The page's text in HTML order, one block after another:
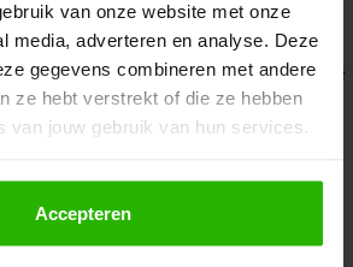
van onze website met onze
media, adverteren en analyse. Deze
gegevens combineren met andere
ze hebt verstrekt of die ze hebben
van jouw gebruik van hun services.
klikt, dan geef je Voordeeluitjes.nl
voor social media en
te plaatsen.
Accepteren
side exception has occurred while
(see the browser console for more
information).